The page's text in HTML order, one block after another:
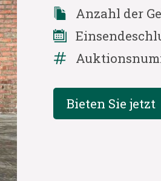
Anzahl der
Bieten Sie jetzt